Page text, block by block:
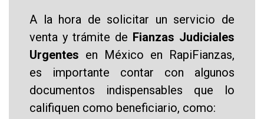
A la hora de solicitar un servicio de
venta y trámite de Fianzas Judiciales
Urgentes en México en RapiFianzas,
es importante contar con algunos
documentos indispensables que lo
califiquen como beneficiario, como: